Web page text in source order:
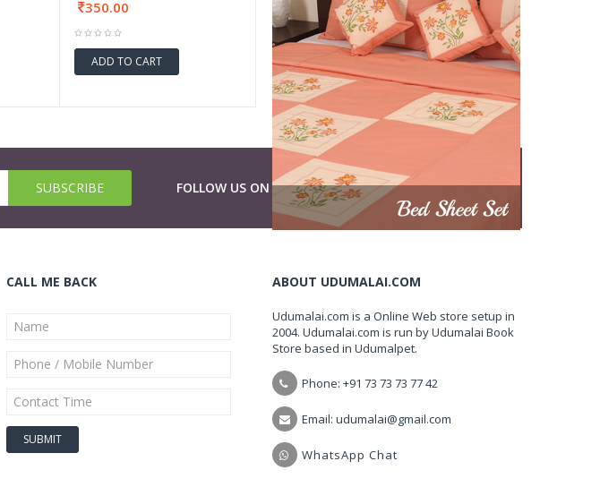
350.00
ADD TO CART
FOLLOW US ON
CALL ME BACK ABOUT UDUMALAI.COM
Udumalai.com is a Online Web store setup in
2004. Udumalai.com is run by Udumalai Book
Store based in Udumalpet.
Phone: +91 73 73 73 77 42
Email: udumalai@gmail.com
WhatsApp Chat